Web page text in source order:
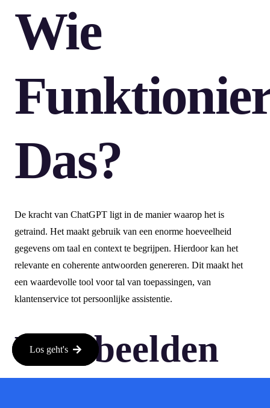
Wie
Das?
De kracht van ChatGPT ligt in de manier waarop het is
getraind. Het maakt gebruik van een enorme hoeveelheid
gegevens om taal en context te begrijpen. Hierdoor kan het
relevante en coherente antwoorden genereren. Dit maakt het
een waardevolle tool voor tal van toepassingen, van
klantenservice tot persoonlijke assistentie.
Voorbeelden
Los geht's